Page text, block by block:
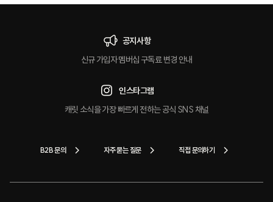
공지사항
신규 가입자 멤버십 구독료 변경 안내
인스타그램
캐릿 소식을 가장 빠르게 전하는 공식 SNS 채널
B2B 문의 자주 묻는 질문 직접 문의하기